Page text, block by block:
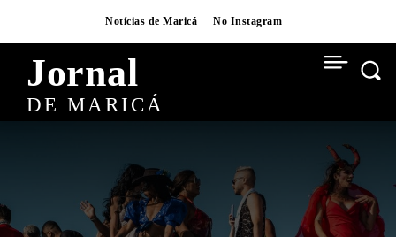
Notícias de Maricá No Instagram
Jornal
DE MARICÁ